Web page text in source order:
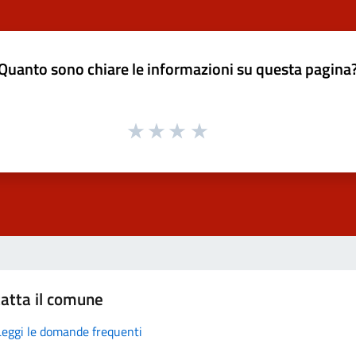
sono chiare le informazioni su questa
il comune
le domande frequenti